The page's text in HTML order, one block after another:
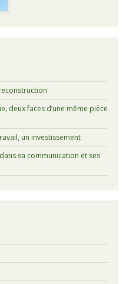
deux faces d’une même pièce
un investissement
sa communication et ses